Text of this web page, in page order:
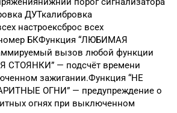
ДУТкалибровка
настроексброс всех
БКФункция “ЛЮБИМАЯ
вызов любой функции
СТОЯНКИ” — подсчёт времени
зажигании.Функция “НЕ
ОГНИ” — предупреждение о
огнях при выключенном